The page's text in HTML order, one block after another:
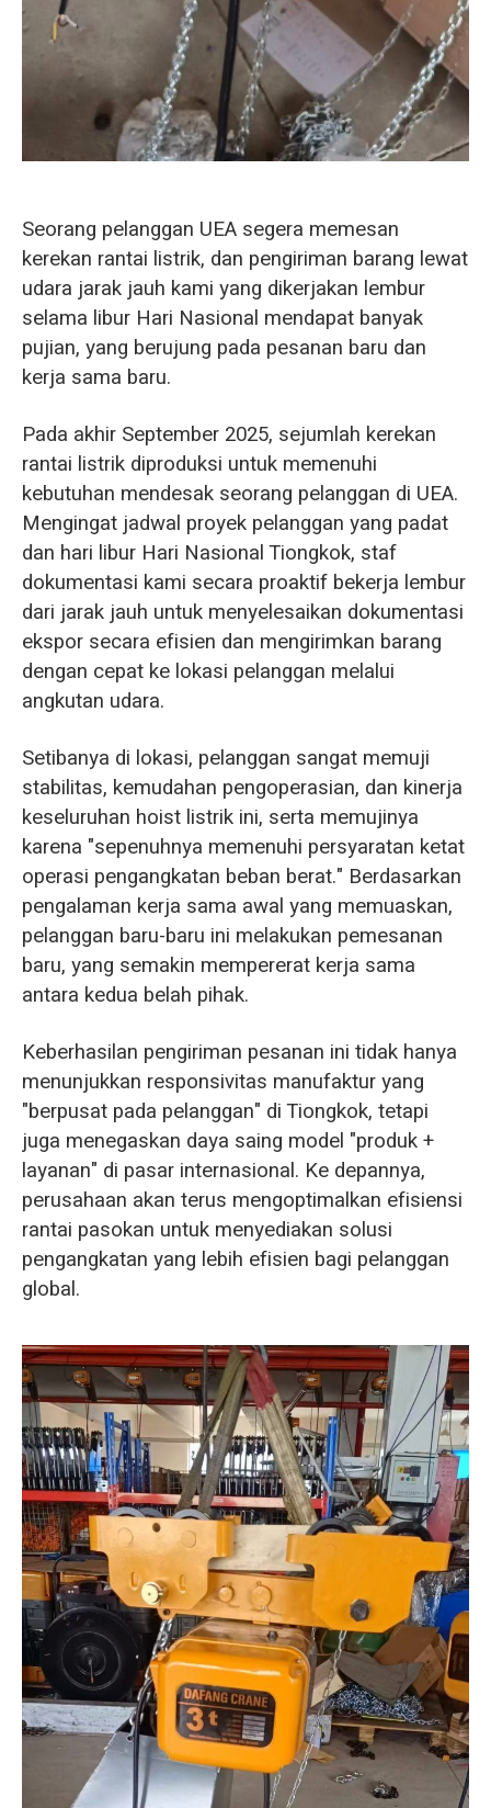
Seorang pelanggan UEA segera memesan
kerekan rantai listrik, dan pengiriman barang lewat
udara jarak jauh kami yang dikerjakan lembur
selama libur Hari Nasional mendapat banyak
pujian, yang berujung pada pesanan baru dan
kerja sama baru.
Pada akhir September 2025, sejumlah kerekan
rantai listrik diproduksi untuk memenuhi
kebutuhan mendesak seorang pelanggan di UEA.
Mengingat jadwal proyek pelanggan yang padat
dan hari libur Hari Nasional Tiongkok, staf
dokumentasi kami secara proaktif bekerja lembur
dari jarak jauh untuk menyelesaikan dokumentasi
ekspor secara efisien dan mengirimkan barang
dengan cepat ke lokasi pelanggan melalui
angkutan udara.
Setibanya di lokasi, pelanggan sangat memuji
stabilitas, kemudahan pengoperasian, dan kinerja
keseluruhan hoist listrik ini, serta memujinya
karena "sepenuhnya memenuhi persyaratan ketat
operasi pengangkatan beban berat." Berdasarkan
pengalaman kerja sama awal yang memuaskan,
pelanggan baru-baru ini melakukan pemesanan
baru, yang semakin mempererat kerja sama
antara kedua belah pihak.
Keberhasilan pengiriman pesanan ini tidak hanya
menunjukkan responsivitas manufaktur yang
"berpusat pada pelanggan" di Tiongkok, tetapi
juga menegaskan daya saing model "produk +
layanan" di pasar internasional. Ke depannya,
perusahaan akan terus mengoptimalkan efisiensi
rantai pasokan untuk menyediakan solusi
pengangkatan yang lebih efisien bagi pelanggan
global.